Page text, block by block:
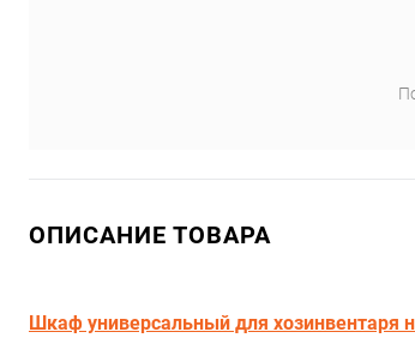
ОПИСАНИЕ ТОВАРА
Шкаф универсальный для хозинвентаря